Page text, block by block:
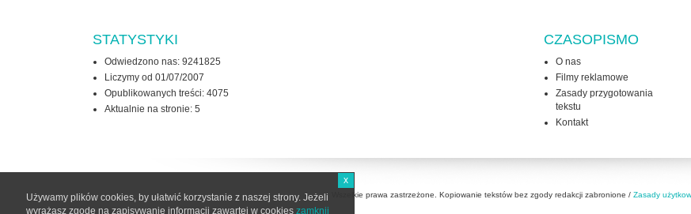
STATYSTYKI
Odwiedzono nas: 9241825
Liczymy od 01/07/2007
Opublikowanych treści: 4075
Aktualnie na stronie: 5
CZASOPISMO
O nas
Filmy reklamowe
Zasady przygotowania
tekstu
Kontakt
Wszelkie prawa zastrzeżone. Kopiowanie tekstów bez zgody redakcji zabronione / Zasady
x
Używamy plików cookies, by ułatwić korzystanie z naszej strony. Jeżeli
wyrażasz zgodę na zapisywanie informacji zawartej w cookies zamknij